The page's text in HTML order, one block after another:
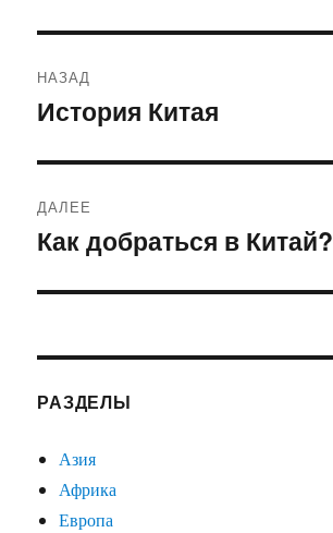
по
НАЗАД
Предыдущая
История Китая
ДАЛЕЕ
Следующая
Как добраться в Китай?
РАЗДЕЛЫ
Азия
Африка
Европа